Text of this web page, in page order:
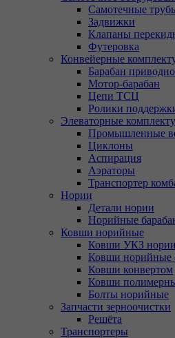
Самотечные
Задвижки
Клапаны
Футеровка
Конвейерные
Барабан
Мотор-барабан
Цепи ТСЦ
Ролики
Элеваторные
Промышленные
Циклоны
Аспирация
Аэраторы
Транспортер
Нории
Детали нории
Норийные
Ковши норийные
Ковши УКЗ нории
Ковши норийные
Ковши конвертом
Ковши
Болты норийные
Запчасти зерноочистки
Решёта
Транспортеры